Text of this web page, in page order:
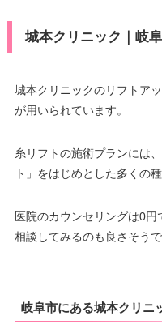
城本クリニック｜岐
城本クリニックのリフトア
が用いられています。
糸リフトの施術プランには
ト」をはじめとした多くの
医院のカウンセリングは0
相談してみるのも良さそう
岐阜市にある城本クリニ